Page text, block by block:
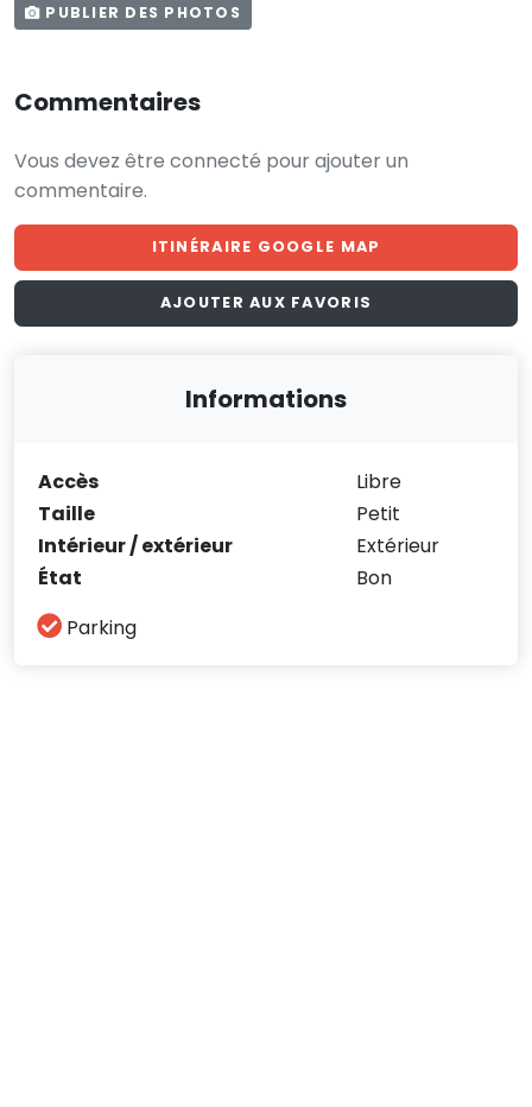
PUBLIER DES PHOTOS
Commentaires
Vous devez être connecté pour ajouter un
commentaire.
ITINÉRAIRE GOOGLE MAP
AJOUTER AUX FAVORIS
Informations
Accès
Libre
Taille
Petit
Intérieur / extérieur
Extérieur
État
Bon
Parking